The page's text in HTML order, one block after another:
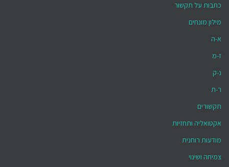
כתבות על תקשור
מילון מונחים
א-ה
ז-מ
נ-ק
ר-ת
תקשורים
אקטואליה ותחזיות
מודעות רוחנית
צמיחה ושינוי